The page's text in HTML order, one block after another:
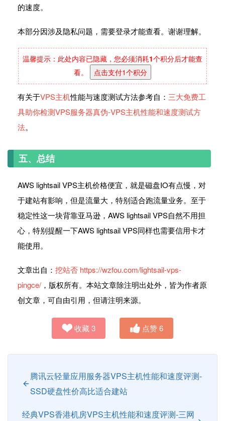
的速度。
本部分因涉及隐私问题，需要登录才能查看。谢谢理解。
温馨提示：此处内容已隐藏，您必须消耗1个积分后才能查
看。
点击支付1个积分
有关于VPS主机性能与速度测试方法参考自： 三大免费工
具助你检测VPS服务器真伪-VPS主机性能和速度测试方
法。
五、总结
AWS lightsail VPS主机价格便宜，就是磁盘IO有点慢，对
于建站有影响，但是流量大，特别适合跑流量业务。至于
稳定性这一块背靠亚马逊，AWS lightsail VPS自然不用担
心，特别提醒一下AWS lightsail VPS同样也需要信用卡才
能使用。
文章出自： 挖站否 https://wzfou.com/lightsail-vps-
pingce/ ，版权所有。本站文章除注明出处外，皆为作者原
创文章，可自由引用，但请注明来源。
收藏3 点赞6
腾讯云轻量应用服务器VPS主机性能和速度评测-
SSD硬盘性价高比适合建站
经典VPS香港机房VPS主机性能和速度评测-三网